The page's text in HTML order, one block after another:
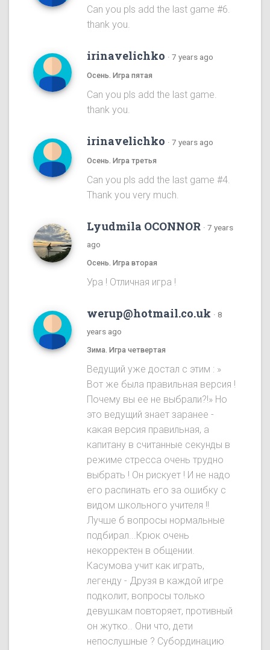
Can you pls add the last game #6.
thank you.
irinavelichko · 7 years ago
Осень. Игра пятая
Can you pls add the last game.
thank you.
irinavelichko · 7 years ago
Осень. Игра третья
Can you pls add the last game #4.
Thank you very much.
Lyudmila OCONNOR · 7 years
ago
Осень. Игра вторая
Ура ! Отличная игра !
werup@hotmail.co.uk · 8
years ago
Зима. Игра четвертая
Ведущий уже достал с этим : »
Вот же была правильная версия !
Почему вы ее не выбрали?!» Но
это ведущий знает заранее -
какая версия правильная, а
капитану в считанные секунды в
режиме стресса очень трудно
выбрать ! Он рискует ! И не надо
его распинать его за ошибку с
видом школьного учителя !!
Лучше б вопросы нормальные
подбирал...Крюк очень
некорректен в общении.
Касумова учит как играть,
легенду - Друзя в каждой игре
подколит, вопросы только
девушкам повторяет, противный
он жутко.. Они что, дети
непослушные ? Субординацию